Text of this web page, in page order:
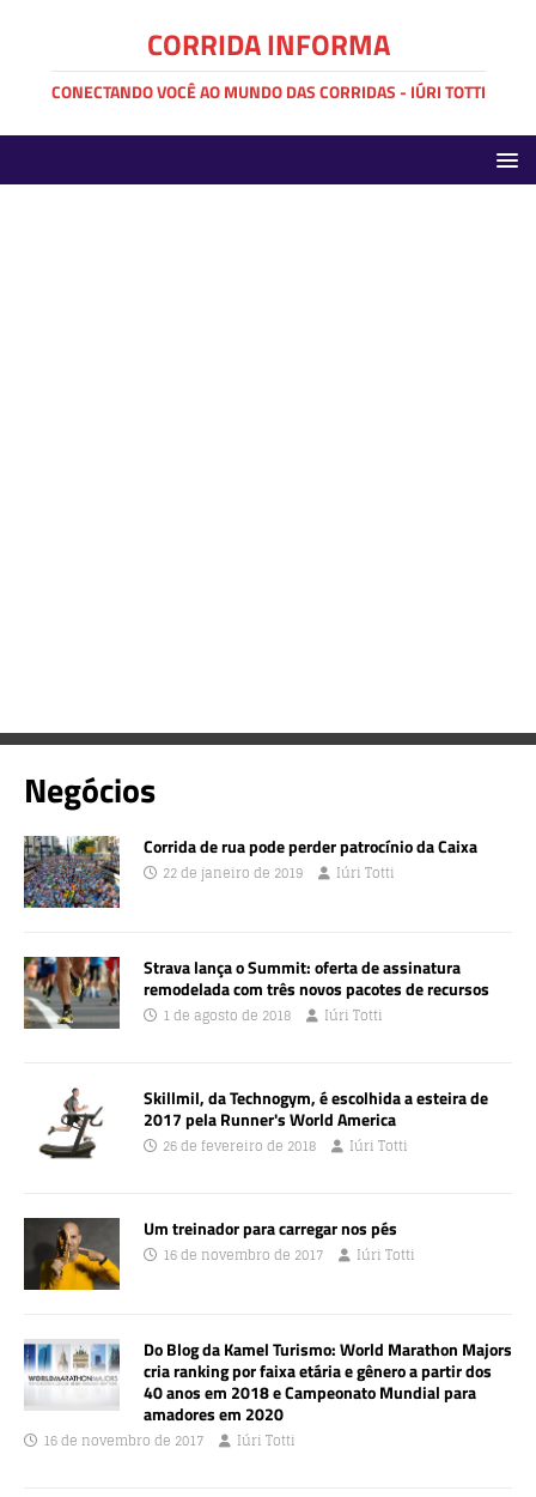
CORRIDA INFORMA
CONECTANDO VOCÊ AO MUNDO DAS CORRIDAS - IÚRI TOTTI
Negócios
Corrida de rua pode perder patrocínio da Caixa
22 de janeiro de 2019 Iúri Totti
Strava lança o Summit: oferta de assinatura
remodelada com três novos pacotes de recursos
1 de agosto de 2018 Iúri Totti
Skillmil, da Technogym, é escolhida a esteira de
2017 pela Runner's World America
26 de fevereiro de 2018 Iúri Totti
Um treinador para carregar nos pés
16 de novembro de 2017 Iúri Totti
Do Blog da Kamel Turismo: World Marathon Majors
cria ranking por faixa etária e gênero a partir dos
40 anos em 2018 e Campeonato Mundial para
amadores em 2020
16 de novembro de 2017 Iúri Totti